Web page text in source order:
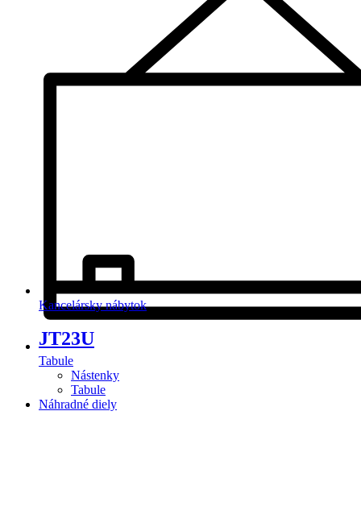
Tabule
Nástenky
Tabule
Náhradné diely
Kancelársky nábytok
JT23U